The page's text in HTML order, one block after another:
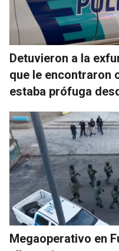
Detuvieron a la
que le encontraron
estaba prófuga
Megaoperativo en